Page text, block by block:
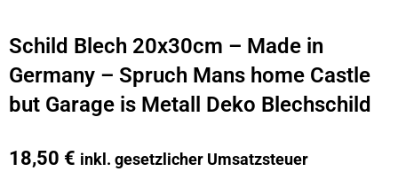
Schild Blech 20x30cm – Made in
Germany – Spruch Mans home Castle
but Garage is Metall Deko Blechschild
18,50 € inkl. gesetzlicher Umsatzsteuer